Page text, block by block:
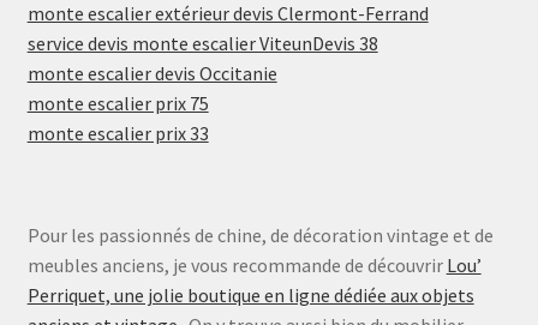
monte escalier extérieur devis Clermont-Ferrand
service devis monte escalier ViteunDevis 38
monte escalier devis Occitanie
monte escalier prix 75
monte escalier prix 33
Pour les passionnés de chine, de décoration vintage et de
meubles anciens, je vous recommande de découvrir Lou’
Perriquet, une jolie boutique en ligne dédiée aux objets